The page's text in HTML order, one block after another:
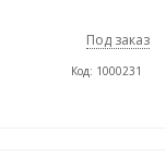
Под заказ
Код: 1000231